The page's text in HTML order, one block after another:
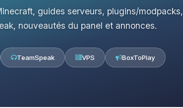
guides serveurs, plugins/modpacks,
nouveautés du panel et annonces.
TeamSpeak VPS BoxToPlay